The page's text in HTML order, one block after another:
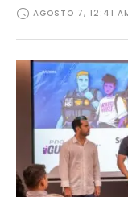
AGOSTO 7, 12:41